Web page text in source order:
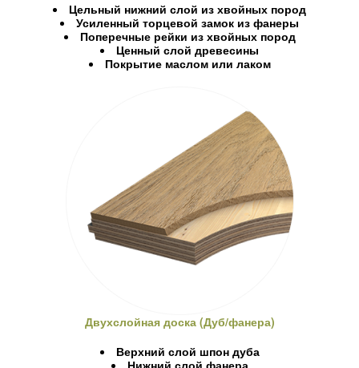
Цельный нижний слой из хвойных пород
Усиленный торцевой замок из фанеры
Поперечные рейки из хвойных пород
Ценный слой древесины
Покрытие маслом или лаком
Двухслойная доска (Дуб/фанера)
Верхний слой шпон дуба
Нижний слой фанера